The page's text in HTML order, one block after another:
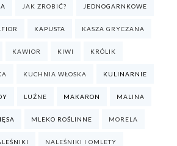
JAK ZROBIĆ? JEDNOGARNKOWE
KAPUSTA KASZA GRYCZANA
KAWIOR KIWI KRÓLIK
KUCHNIA WŁOSKA KULINARNIE
LUŹNE MAKARON MALINA
MLEKO ROŚLINNE MORELA
NALEŚNIKI I OMLETY